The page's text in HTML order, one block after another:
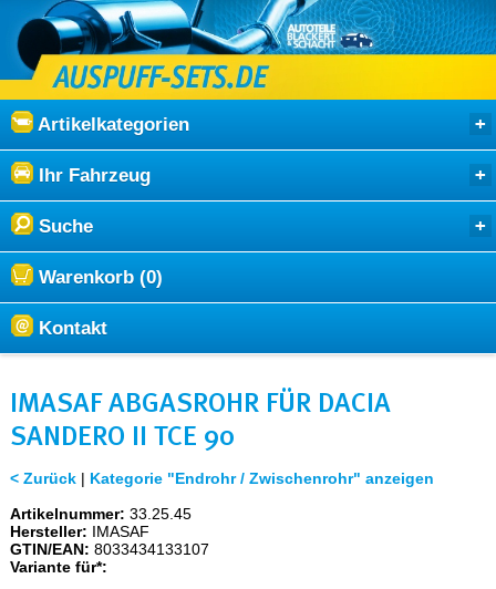
Artikelkategorien
Ihr Fahrzeug
Suche
Warenkorb (0)
Kontakt
IMASAF ABGASROHR FÜR DACIA
SANDERO II TCE 90
< Zurück| Kategorie "Endrohr / Zwischenrohr" anzeigen
Artikelnummer: 33.25.45
Hersteller: IMASAF
GTIN/EAN: 8033434133107
Variante für*: